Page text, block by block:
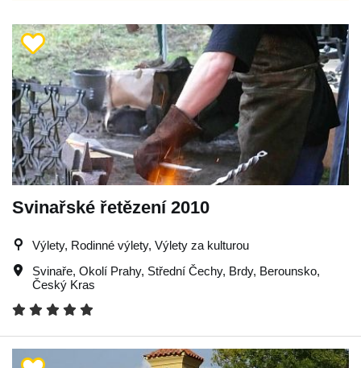
Svinařské řetězení 2010
Výlety, Rodinné výlety, Výlety za kulturou
Svinaře, Okolí Prahy, Střední Čechy, Brdy, Berounsko,
Český Kras